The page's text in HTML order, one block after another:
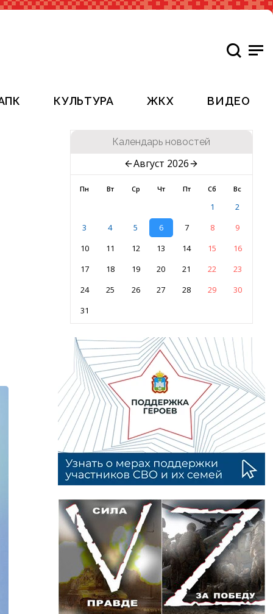
КУЛЬТУРА ЖКХ ВИДЕО
Календарь новостей
Август 2026
Пн Вт Ср Чт Пт Сб Вс
1
2
3
4 5 6 7 8
9
10
11 12 13 14 15
16
17
18 19 20 21 22
23
24
25 26 27 28 29
30
31